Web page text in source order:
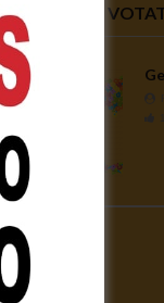
VIDEO PIU'